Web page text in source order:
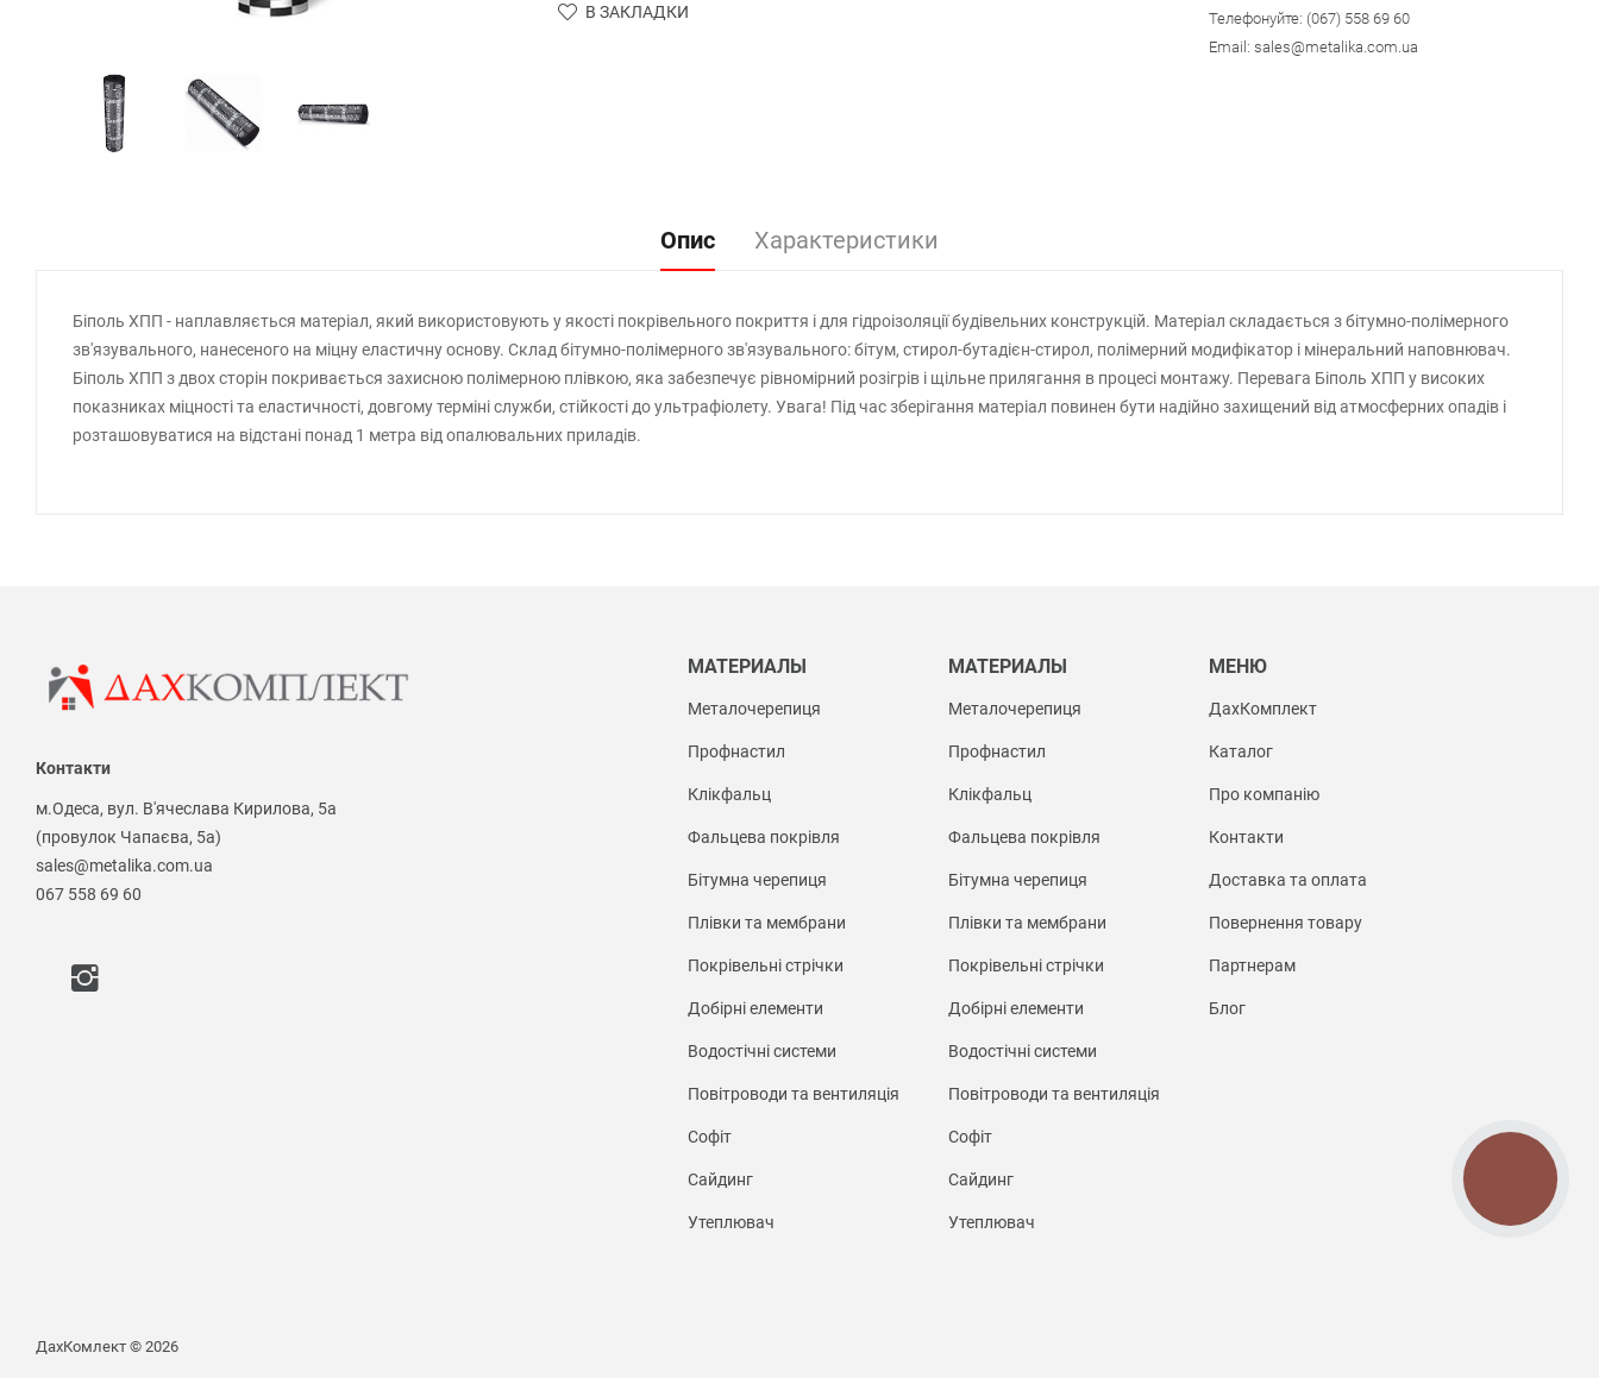
В ЗАКЛАДКИ Телефонуйте: (067) 558 69 60
Email: sales@metalika.com.ua
Опис Характеристики
Біполь ХПП - наплавляється матеріал, який використовують у якості покрівельного покриття і для гідроізоляції будівельних конструкцій. Матеріал складається з бітумно-полімерного
зв'язувального, нанесеного на міцну еластичну основу. Склад бітумно-полімерного зв'язувального: бітум, стирол-бутадієн-стирол, полімерний модифікатор і мінеральний наповнювач.
Біполь ХПП з двох сторін покривається захисною полімерною плівкою, яка забезпечує рівномірний розігрів і щільне прилягання в процесі монтажу. Перевага Біполь ХПП у високих
показниках міцності та еластичності, довгому терміні служби, стійкості до ультрафіолету. Увага! Під час зберігання матеріал повинен бути надійно захищений від атмосферних опадів і
розташовуватися на відстані понад 1 метра від опалювальних приладів.
Контакти
м.Одеса, вул. В'ячеслава Кирилова, 5а
(провулок Чапаєва, 5а)
sales@metalika.com.ua
067 558 69 60
МАТЕРИАЛЫ
Металочерепиця
Профнастил
Клікфальц
Фальцева покрівля
Бітумна черепиця
Плівки та мембрани
Покрівельні стрічки
Добірні елементи
Водостічні системи
Повітроводи та вентиляція
Софіт
Сайдинг
Утеплювач
МАТЕРИАЛЫ
Металочерепиця
Профнастил
Клікфальц
Фальцева покрівля
Бітумна черепиця
Плівки та мембрани
Покрівельні стрічки
Добірні елементи
Водостічні системи
Повітроводи та вентиляція
Софіт
Сайдинг
Утеплювач
МЕНЮ
ДахКомплект
Каталог
Про компанію
Контакти
Доставка та оплата
Повернення товару
Партнерам
Блог
ДахКомлект © 2026